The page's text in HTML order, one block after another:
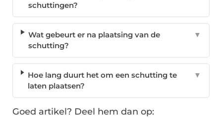
schuttingen?
Wat gebeurt er na plaatsing van de
schutting?
▼
Hoe lang duurt het om een schutting te
laten plaatsen?
▼
Goed artikel? Deel hem dan op: